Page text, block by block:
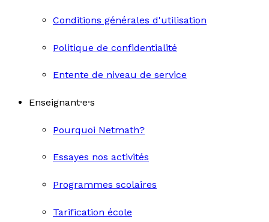
Conditions générales d'utilisation
Politique de confidentialité
Entente de niveau de service
Enseignant·e·s
Pourquoi Netmath?
Essayes nos activités
Programmes scolaires
Tarification école